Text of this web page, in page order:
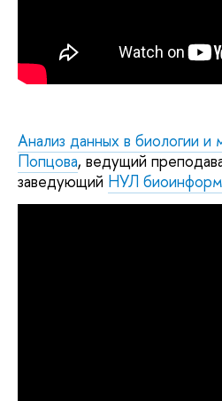
Анализ данных в биологии и
Попцова, ведущий
заведующий НУЛ